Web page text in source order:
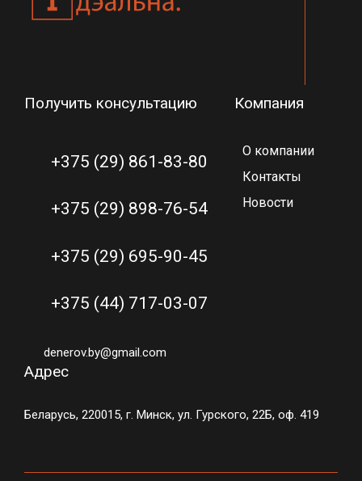
Получить консультацию
+375 (29) 861-83-80
+375 (29) 898-76-54
+375 (29) 695-90-45
+375 (44) 717-03-07
denerov.by@gmail.com
Компания
О компании
Контакты
Новости
Адрес
Беларусь, 220015, г. Минск, ул. Гурского, 22Б, оф. 419